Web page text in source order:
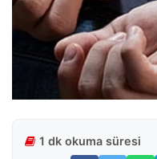
1 dk okuma süresi